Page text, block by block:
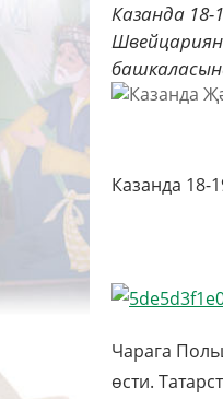
Казанда
Казанда 18-
Чарага
өсти.